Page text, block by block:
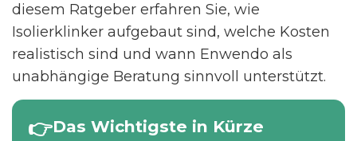
diesem Ratgeber erfahren Sie, wie
Isolierklinker aufgebaut sind, welche Kosten
realistisch sind und wann Enwendo als
unabhängige Beratung sinnvoll unterstützt.
Das Wichtigste in Kürze